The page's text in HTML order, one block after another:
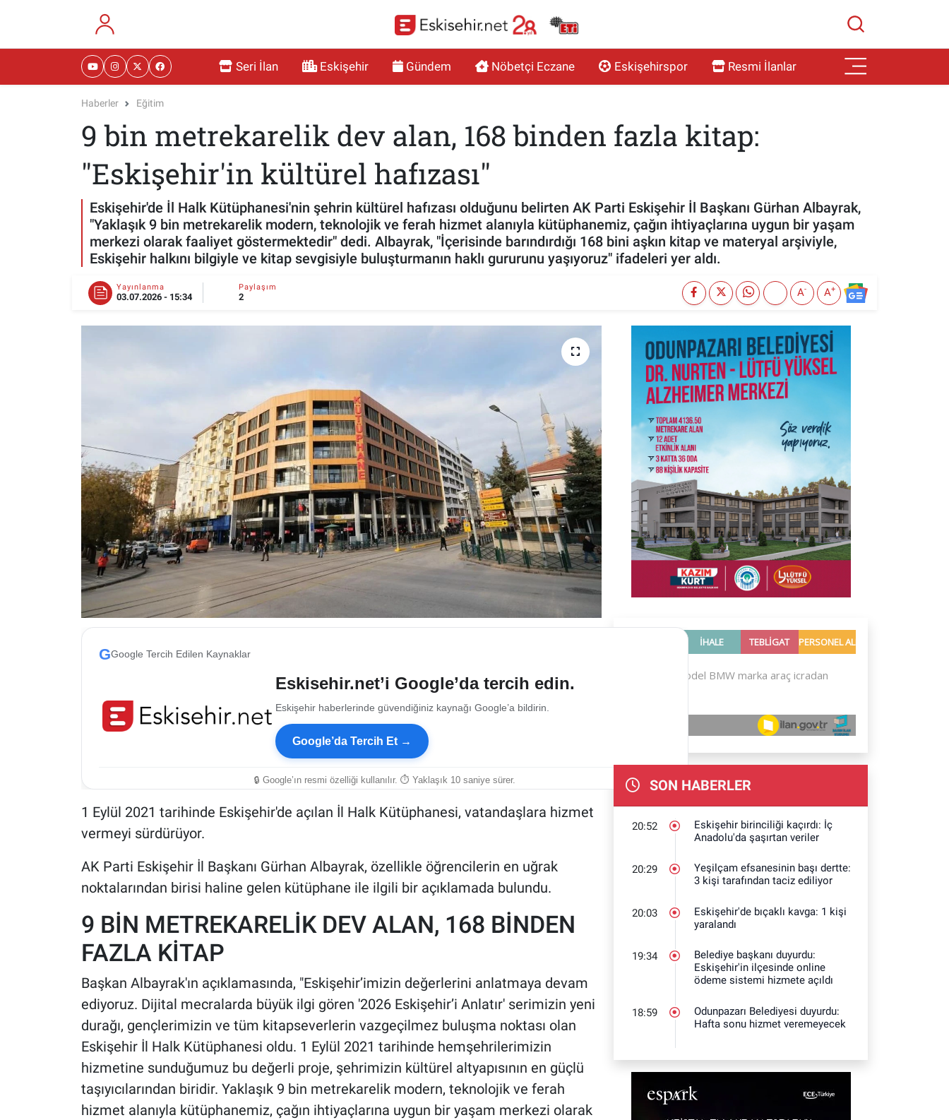
Seri İlan Eskişehir Gündem Nöbetçi Eczane Eskişehirspor Resmi İlanlar
Haberler Eğitim
9 bin metrekarelik dev alan, 168 binden fazla kitap:
"Eskişehir'in kültürel hafızası"
Eskişehir'de İl Halk Kütüphanesi'nin şehrin kültürel hafızası olduğunu belirten AK Parti Eskişehir İl Başkanı Gürhan Albayrak,
"Yaklaşık 9 bin metrekarelik modern, teknolojik ve ferah hizmet alanıyla kütüphanemiz, çağın ihtiyaçlarına uygun bir yaşam
merkezi olarak faaliyet göstermektedir" dedi. Albayrak, "İçerisinde barındırdığı 168 bini aşkın kitap ve materyal arşiviyle,
Eskişehir halkını bilgiyle ve kitap sevgisiyle buluşturmanın haklı gururunu yaşıyoruz" ifadeleri yer aldı.
Yayınlanma
03.07.2026 - 15:34
Paylaşım
2 A- A+
GGoogle Tercih Edilen Kaynaklar
Eskisehir.net’i Google’da tercih edin.
Eskişehir haberlerinde güvendiğiniz kaynağı Google’a bildirin.
Google’da Tercih Et →
🔒 Google’ın resmi özelliği kullanılır. ⏱ Yaklaşık 10 saniye sürer.
1 Eylül 2021 tarihinde Eskişehir'de açılan İl Halk Kütüphanesi, vatandaşlara hizmet
vermeyi sürdürüyor.
AK Parti Eskişehir İl Başkanı Gürhan Albayrak, özellikle öğrencilerin en uğrak
noktalarından birisi haline gelen kütüphane ile ilgili bir açıklamada bulundu.
9 BİN METREKARELİK DEV ALAN, 168 BİNDEN
FAZLA KİTAP
Başkan Albayrak'ın açıklamasında, "Eskişehir’imizin değerlerini anlatmaya devam
ediyoruz. Dijital mecralarda büyük ilgi gören '2026 Eskişehir’i Anlatır' serimizin yeni
durağı, gençlerimizin ve tüm kitapseverlerin vazgeçilmez buluşma noktası olan
Eskişehir İl Halk Kütüphanesi oldu. 1 Eylül 2021 tarihinde hemşehrilerimizin
hizmetine sunduğumuz bu değerli proje, şehrimizin kültürel altyapısının en güçlü
taşıyıcılarından biridir. Yaklaşık 9 bin metrekarelik modern, teknolojik ve ferah
hizmet alanıyla kütüphanemiz, çağın ihtiyaçlarına uygun bir yaşam merkezi olarak
SON HABERLER
20:52
Eskişehir birinciliği kaçırdı: İç
Anadolu'da şaşırtan veriler
20:29
Yeşilçam efsanesinin başı dertte:
3 kişi tarafından taciz ediliyor
20:03
Eskişehir'de bıçaklı kavga: 1 kişi
yaralandı
19:34
Belediye başkanı duyurdu:
Eskişehir'in ilçesinde online
ödeme sistemi hizmete açıldı
18:59
Odunpazarı Belediyesi duyurdu:
Hafta sonu hizmet veremeyecek
RESMİ İLANLAR
MAGAZİN
TEKNOLOJİ
Eskişehir Tramvay Saatleri
Eskişehir Otobüs Saatleri
Eskişehir Nöbetçi Eczaneler
Eskişehir Namaz Vakitleri
Eskişehir Trafik Yoğunluk Haritası
Süper Lig Puan Durumu ve Fikstür
Tüm Manşetler
Son Dakika Haberleri
Haber Arşivi